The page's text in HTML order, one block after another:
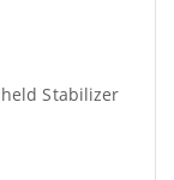
Stabilizer